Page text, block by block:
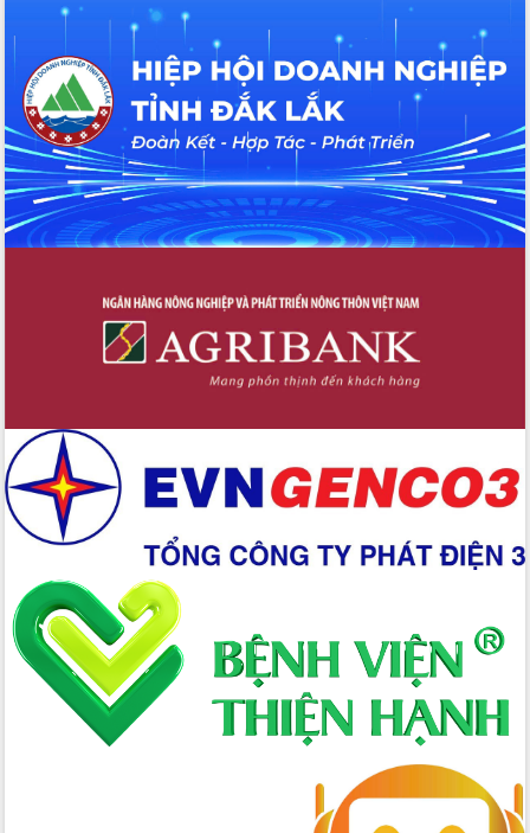
quốc phòng, quân sự địa phương năm
Đắk Lắk tập trung toàn lực khắc phục
tồn tại IUU, sẵn sàng làm việc với
Đoàn thanh tra EC
Chủ tịch UBND tỉnh Tạ Anh Tuấn thăm,
chúc mừng các bệnh viện nhân Ngày
Thầy thuốc Việt Nam
Rộn ràng lễ hội truyền thống Sông
nước Đà Nông lần thứ I năm 2026
tỉnh Đắk Lắk thông qua các nghị quyết
Thống nhất danh sách giới thiệu ứng
cử đại biểu Quốc hội khoá XVI và đại
2026-2031
Phát động hai phong trào thi đua quan
trọng trong kỷ nguyên mới
Hội nghị lần thứ tư Ban Chỉ đạo công
tác bầu cử tỉnh Đắk Lắk
Hội nghị Báo cáo viên Trung ương
tháng 01/2026
Phó Thủ tướng Hồ Quốc Dũng đánh giá
cao kết quả Chiến dịch Quang Trung
tại Đắk Lắk
Hội nghị Ban Chấp hành Đảng bộ tỉnh
Đắk Lắk lần thứ 2 (mở rộng)
Tập trung giải phóng mặt bằng, đẩy